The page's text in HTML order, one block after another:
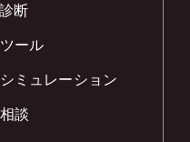
断
ール
ミュレーション
談